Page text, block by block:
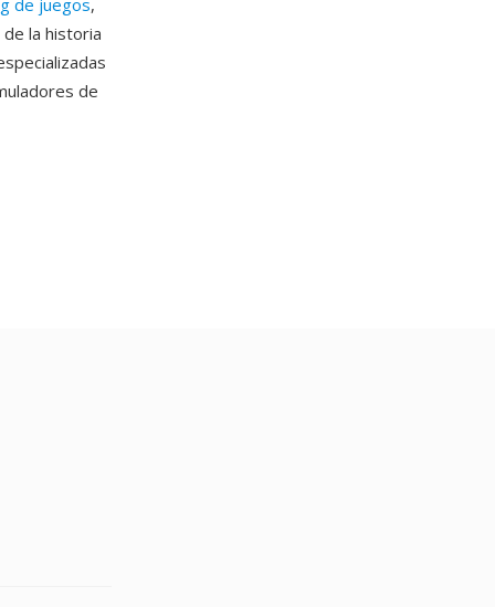
de juegos,
la historia
de